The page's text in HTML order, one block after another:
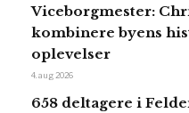
Viceborgmester:
kombinere byens
oplevelser
4. aug 2026
658 deltagere i